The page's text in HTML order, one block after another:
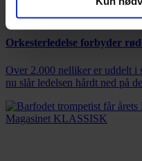
Nyhed
Orkesterledelse forbyder
Over 2.000 nelliker er uddelt i
nu slår ledelsen hårdt ned på